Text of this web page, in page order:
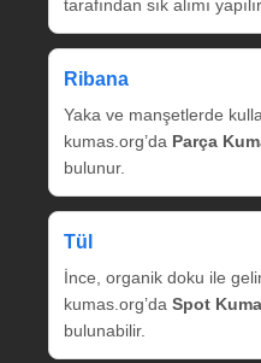
tarafından sık alımı yapılır.
Ribana
Yaka ve manşetlerde
kumas.org’da Parça
bulunur.
Tül
İnce, organik doku ile
kumas.org’da Spot
bulunabilir.